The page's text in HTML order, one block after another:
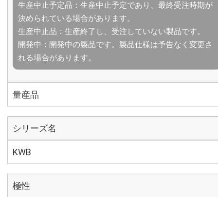
生産中止予定品：生産中止予定であり、最終受注時期が
決められている場合があります。
生産中止品：生産終了し、受注していない製品です。
開発中：開発中の製品です。製品仕様は予告なく変更さ
れる場合があります。
量産品
シリーズ名
KWB
極性